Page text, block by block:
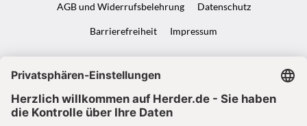
AGB und Widerrufsbelehrung Datenschutz
Barrierefreiheit Impressum
VERTRAG WIDERRUFEN